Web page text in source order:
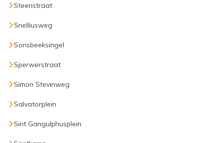
Steenstraat
Snelliusweg
Sonsbeeksingel
Sperwerstraat
Simon Stevinweg
Salvatorplein
Sint Gangulphusplein